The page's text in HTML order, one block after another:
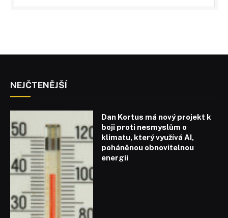
NEJČTENĚJŠÍ
Dan Kortus má nový projekt k
boji proti nesmyslům o
klimatu, který využívá AI,
poháněnou obnovitelnou
energií